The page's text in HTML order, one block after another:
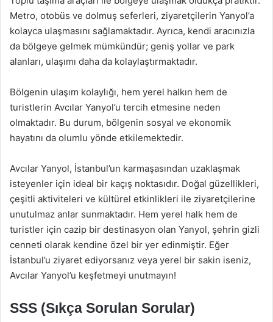
Metro, otobüs ve dolmuş seferleri, ziyaretçilerin Yanyol’a
kolayca ulaşmasını sağlamaktadır. Ayrıca, kendi aracınızla
da bölgeye gelmek mümkündür; geniş yollar ve park
alanları, ulaşımı daha da kolaylaştırmaktadır.
Bölgenin ulaşım kolaylığı, hem yerel halkın hem de
turistlerin Avcılar Yanyol’u tercih etmesine neden
olmaktadır. Bu durum, bölgenin sosyal ve ekonomik
hayatını da olumlu yönde etkilemektedir.
Avcılar Yanyol, İstanbul’un karmaşasından uzaklaşmak
isteyenler için ideal bir kaçış noktasıdır. Doğal güzellikleri,
çeşitli aktiviteleri ve kültürel etkinlikleri ile ziyaretçilerine
unutulmaz anlar sunmaktadır. Hem yerel halk hem de
turistler için cazip bir destinasyon olan Yanyol, şehrin gizli
cenneti olarak kendine özel bir yer edinmiştir. Eğer
İstanbul’u ziyaret ediyorsanız veya yerel bir sakin iseniz,
Avcılar Yanyol’u keşfetmeyi unutmayın!
SSS (Sıkça Sorulan Sorular)